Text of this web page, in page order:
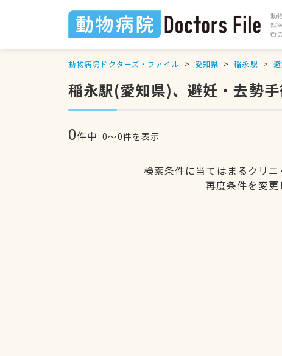
動
獣
街
動物病院ドクターズ・ファイル 愛知県 稲永駅
稲永駅(愛知県)、避妊・去勢
0件中 0〜0件を表示
検索条件に当てはまるクリニ
再度条件を変更